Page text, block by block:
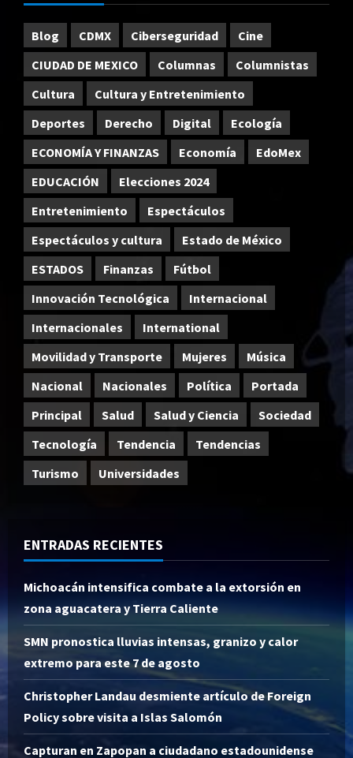
Blog CDMX Ciberseguridad
Cine
CIUDAD DE MEXICO
Columnas
Columnistas
Cultura
Cultura y Entretenimiento
Deportes
Derecho Digital
Ecología
ECONOMÍA Y FINANZAS
Economía
EdoMex
EDUCACIÓN
Elecciones 2024
Entretenimiento
Espectáculos
Espectáculos y cultura
Estado de México
ESTADOS
Finanzas
Fútbol
Innovación Tecnológica
Internacional
Internacionales
International
Movilidad y Transporte
Mujeres
Música
Nacional
Nacionales Política
Portada
Principal
Salud Salud y Ciencia
Sociedad
Tecnología
Tendencia
Tendencias
Turismo
Universidades
ENTRADAS RECIENTES
Michoacán intensifica combate a la extorsión en
zona aguacatera y Tierra Caliente
SMN pronostica lluvias intensas, granizo y calor
extremo para este 7 de agosto
Christopher Landau desmiente artículo de Foreign
Policy sobre visita a Islas Salomón
Capturan en Zapopan a ciudadano estadounidense